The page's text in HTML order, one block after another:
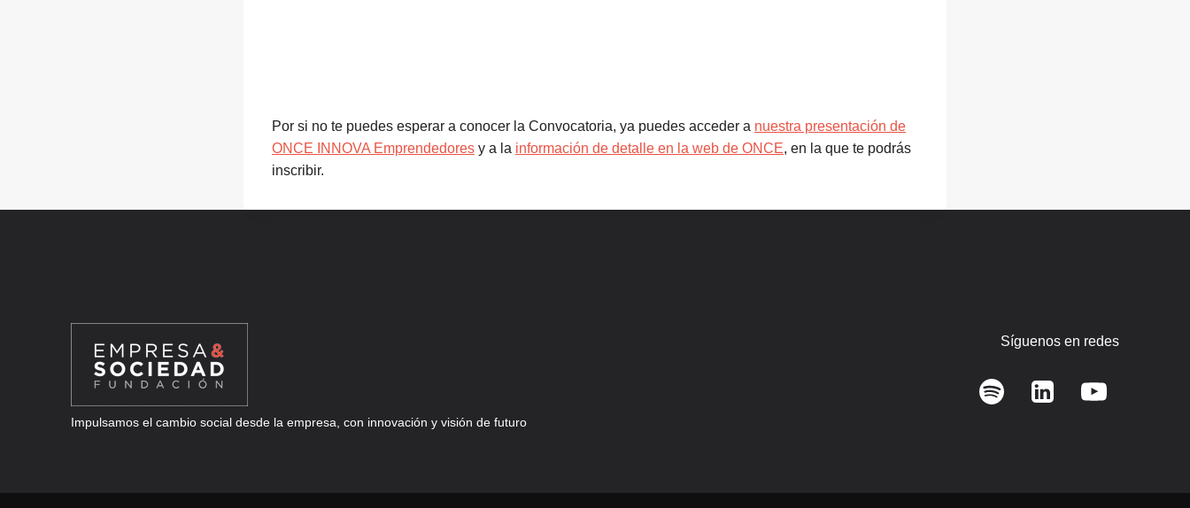
Por si no te puedes esperar a conocer la Convocatoria, ya puedes acceder a nuestra presentación de
ONCE INNOVA Emprendedores y a la información de detalle en la web de ONCE, en la que te podrás
inscribir.
Impulsamos el cambio social desde la empresa, con innovación y visión de futuro
Síguenos en redes